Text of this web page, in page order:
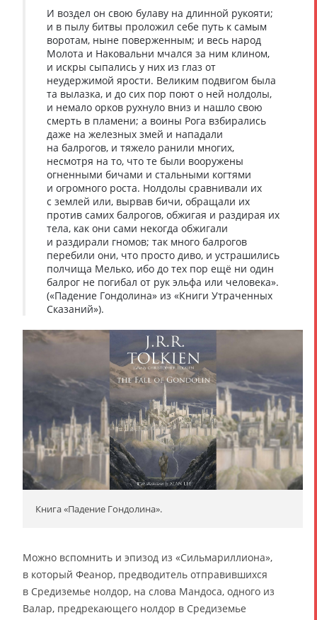
И воздел он свою булаву на длинной рукояти;
и в пылу битвы проложил себе путь к самым
воротам, ныне поверженным; и весь народ
Молота и Наковальни мчался за ним клином,
и искры сыпались у них из глаз от
неудержимой ярости. Великим подвигом была
та вылазка, и до сих пор поют о ней нолдолы,
и немало орков рухнуло вниз и нашло свою
смерть в пламени; а воины Рога взбирались
даже на железных змей и нападали
на балрогов, и тяжело ранили многих,
несмотря на то, что те были вооружены
огненными бичами и стальными когтями
и огромного роста. Нолдолы сравнивали их
с землей или, вырвав бичи, обращали их
против самих балрогов, обжигая и раздирая их
тела, как они сами некогда обжигали
и раздирали гномов; так много балрогов
перебили они, что просто диво, и устрашились
полчища Мелько, ибо до тех пор ещё ни один
балрог не погибал от рук эльфа или человека».
(«Падение Гондолина» из «Книги Утраченных
Сказаний»).
Книга «Падение Гондолина».
Можно вспомнить и эпизод из «Сильмариллиона»,
в который Феанор, предводитель отправившихся
в Средиземье нолдор, на слова Мандоса, одного из
Валар, предрекающего нолдор в Средиземье